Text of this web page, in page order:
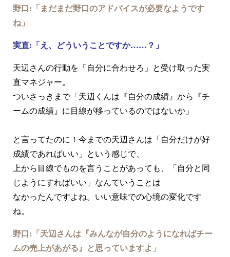
野口:「まだまだ野口のアドバイスが必要なようです
ね」
実直:「え、どういうことですか……？」
天辺さんの行動を「自分に合わせろ」と受け取った実
直マネジャー。
ついさっきまで「天辺くんは『自分の成績』から『チ
ームの成績』に目線が移っているのではないか」
と言ってたのに！今までの天辺さんは「自分だけが好
成績であればいい」という感じで、
上から目線でものを言うことがあっても、「自分と同
じようにすればいい」なんていうことは
なかったんですよね。いい意味での心境の変化です
ね。
野口:「天辺さんは『みんなが自分のようになればチー
ムの売上があがる』と思っていますよ」